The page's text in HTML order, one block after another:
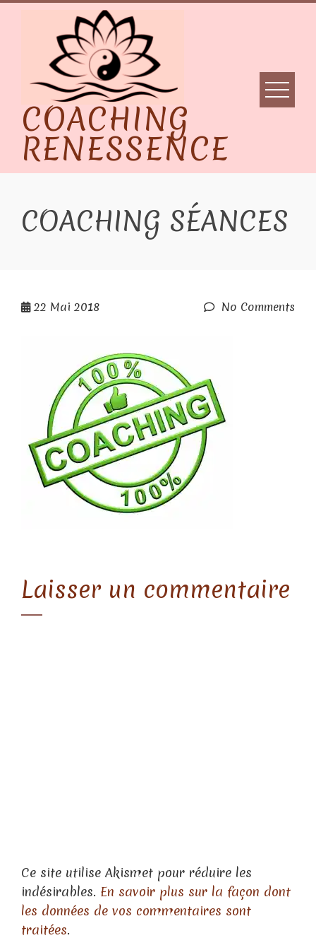
Skip
COACHING
RENESSENCE
COACHING SÉANCES
22 Mai 2018 No Comments
Laisser un commentaire
Ce site utilise Akismet pour réduire les
indésirables. En savoir plus sur la façon dont
les données de vos commentaires sont
traitées.